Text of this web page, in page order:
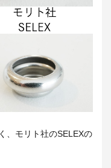
、モリト社のSELEXの